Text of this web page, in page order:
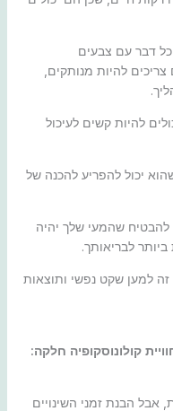
דבר עם צבעים
להיות מנותקים,
להיות קשים לעיכול
יכול להפריע להכנה של
להבטיח שהמעי שלך יהיה
לבריאותך.
זה למען שקט נפשי ותוצאות
קולונוסקופיה חלקה:
אבל הבנת זמני השינויים